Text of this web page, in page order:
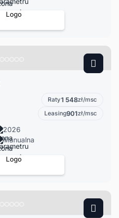
Raty1 548zł/msc
Leasing901zł/msc
2026
Manualna